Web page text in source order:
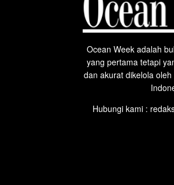
Ocean Week adalah
yang pertama tetapi
dan akurat dikelola
Hubungi kami :